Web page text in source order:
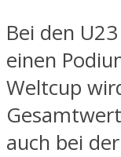
Bei den
einen
Weltcup
auch bei